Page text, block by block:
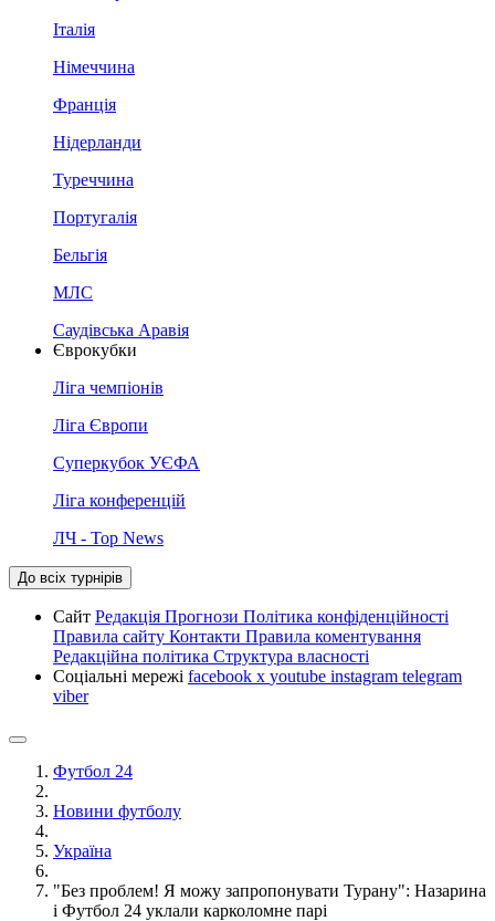
Італія
Німеччина
Франція
Нідерланди
Туреччина
Португалія
Бельгія
МЛС
Саудівська Аравія
Єврокубки
Ліга чемпіонів
Ліга Європи
Суперкубок УЄФА
Ліга конференцій
ЛЧ - Top News
До всіх турнірів
Сайт Редакція Прогнози Політика конфіденційності
Правила сайту Контакти Правила коментування
Редакційна політика Структура власності
Соціальні мережі facebook x youtube instagram telegram
viber
Футбол 24
Новини футболу
Україна
"Без проблем! Я можу запропонувати Турану": Назарина
і Футбол 24 уклали карколомне парі